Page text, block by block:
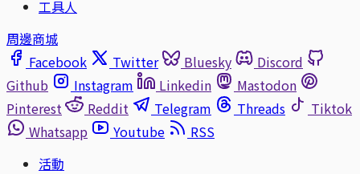
工具人
周邊商城
Facebook
Twitter Bluesky
Discord
Github
Instagram Linkedin
Mastodon
Pinterest
Reddit Telegram Threads
Tiktok
Whatsapp
Youtube
RSS
活動